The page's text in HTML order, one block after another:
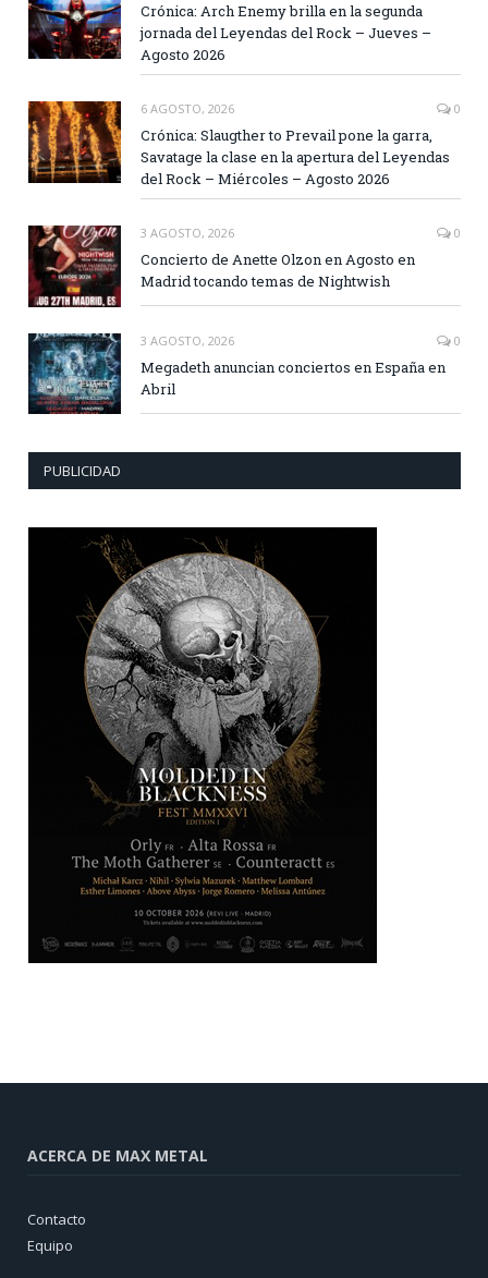
Crónica: Arch Enemy brilla en la segunda
jornada del Leyendas del Rock – Jueves –
Agosto 2026
6 AGOSTO, 2026 0
Crónica: Slaugther to Prevail pone la garra,
Savatage la clase en la apertura del Leyendas
del Rock – Miércoles – Agosto 2026
3 AGOSTO, 2026 0
Concierto de Anette Olzon en Agosto en
Madrid tocando temas de Nightwish
3 AGOSTO, 2026 0
Megadeth anuncian conciertos en España en
Abril
PUBLICIDAD
ACERCA DE MAX METAL
Contacto
Equipo